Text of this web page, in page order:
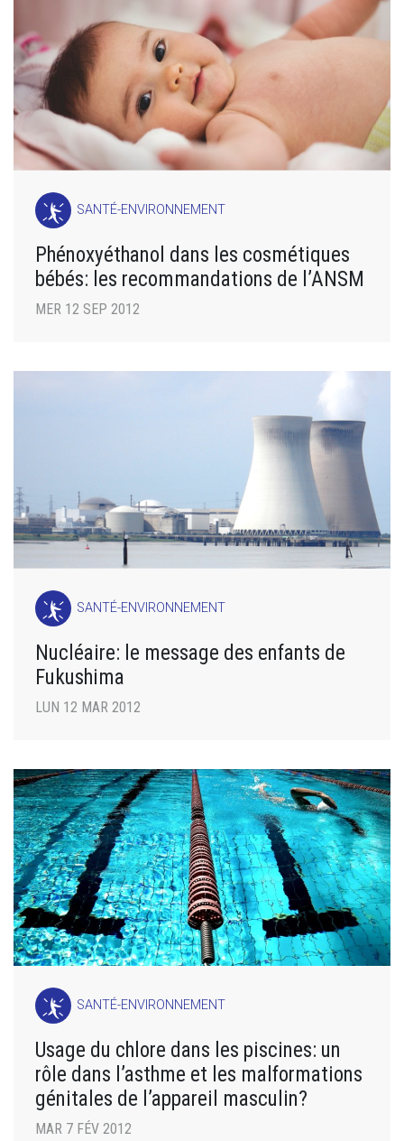
SANTÉ-ENVIRONNEMENT
Phénoxyéthanol dans les cosmétiques
bébés: les recommandations de l’ANSM
MER 12 SEP 2012
SANTÉ-ENVIRONNEMENT
Nucléaire: le message des enfants de
Fukushima
LUN 12 MAR 2012
SANTÉ-ENVIRONNEMENT
Usage du chlore dans les piscines: un
rôle dans l’asthme et les malformations
génitales de l’appareil masculin?
MAR 7 FÉV 2012